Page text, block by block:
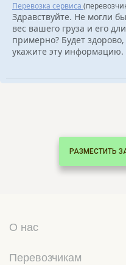
Перевозка сервиса
Здравствуйте. Не могли
вес вашего груза и его
примерно? Будет
укажите эту информацию.
РАЗМЕСТИТЬ
О нас
Перевозчикам